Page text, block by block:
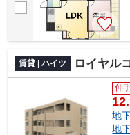
賃貸 | ハイツ ロイヤル
仲
地
地